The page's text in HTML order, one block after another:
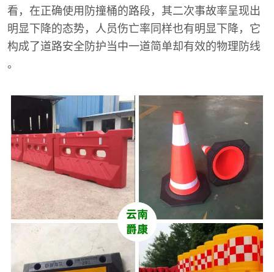
看，在正确使用防撞桶的路段，其二次事故率呈现出
明显下降的态势，人员伤亡率同样也有明显下降，它
构成了道路安全防护当中一道简单却有效的物理防线
。